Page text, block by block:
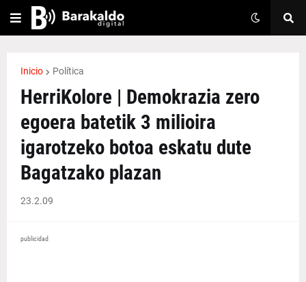
Inicio Política
HerriKolore | Demokrazia zero
egoera batetik 3 milioira
igarotzeko botoa eskatu dute
Bagatzako plazan
23.2.09
publicidad